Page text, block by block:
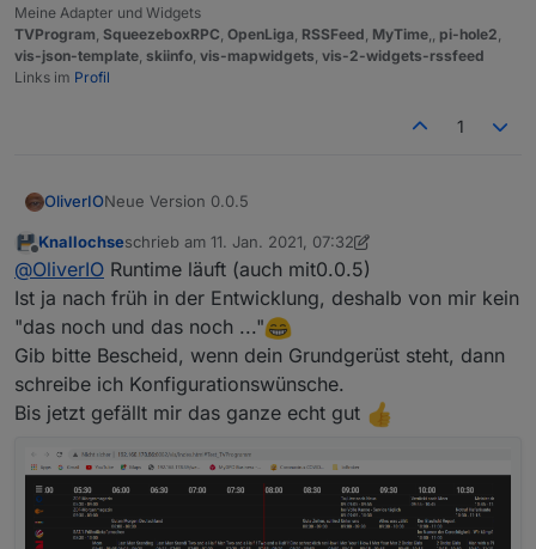
Meine Adapter und Widgets
TVProgram, SqueezeboxRPC, OpenLiga, RSSFeed, MyTime,, pi-hole2,
vis-json-template, skiinfo, vis-mapwidgets, vis-2-widgets-rssfeed
Links im Profil
1
OliverIONeue Version 0.0.5
Das ändern von Datenpunkten wird nun nicht
mehr im Log ausgegeben
@sigi234
Ich habe das mal schnell ausgebaut. Allerdings
schreibt redis die geänderten Inhalte ebenfalls ins log.
Ich hatte es mir schon gedacht, das diese Menge von
Daten in Datenpunkte wohl nicht so optimal ist.
Ich werde mir dazu was anderes überlegen und evtl.
die Daten als Dateien auf dem Server ablegen und von
dort aus den widgets zur Verfügung stellen.
Offline
Knallochseschrieb am 11. Jan. 2021, 07:32
zuletzt editiert von Knallochse1. Nov. 2021, 08:39
@OliverIO Runtime läuft (auch mit0.0.5)
Ist ja nach früh in der Entwicklung, deshalb von mir kein
"das noch und das noch ..."
Gib bitte Bescheid, wenn dein Grundgerüst steht, dann
schreibe ich Konfigurationswünsche.
Bis jetzt gefällt mir das ganze echt gut